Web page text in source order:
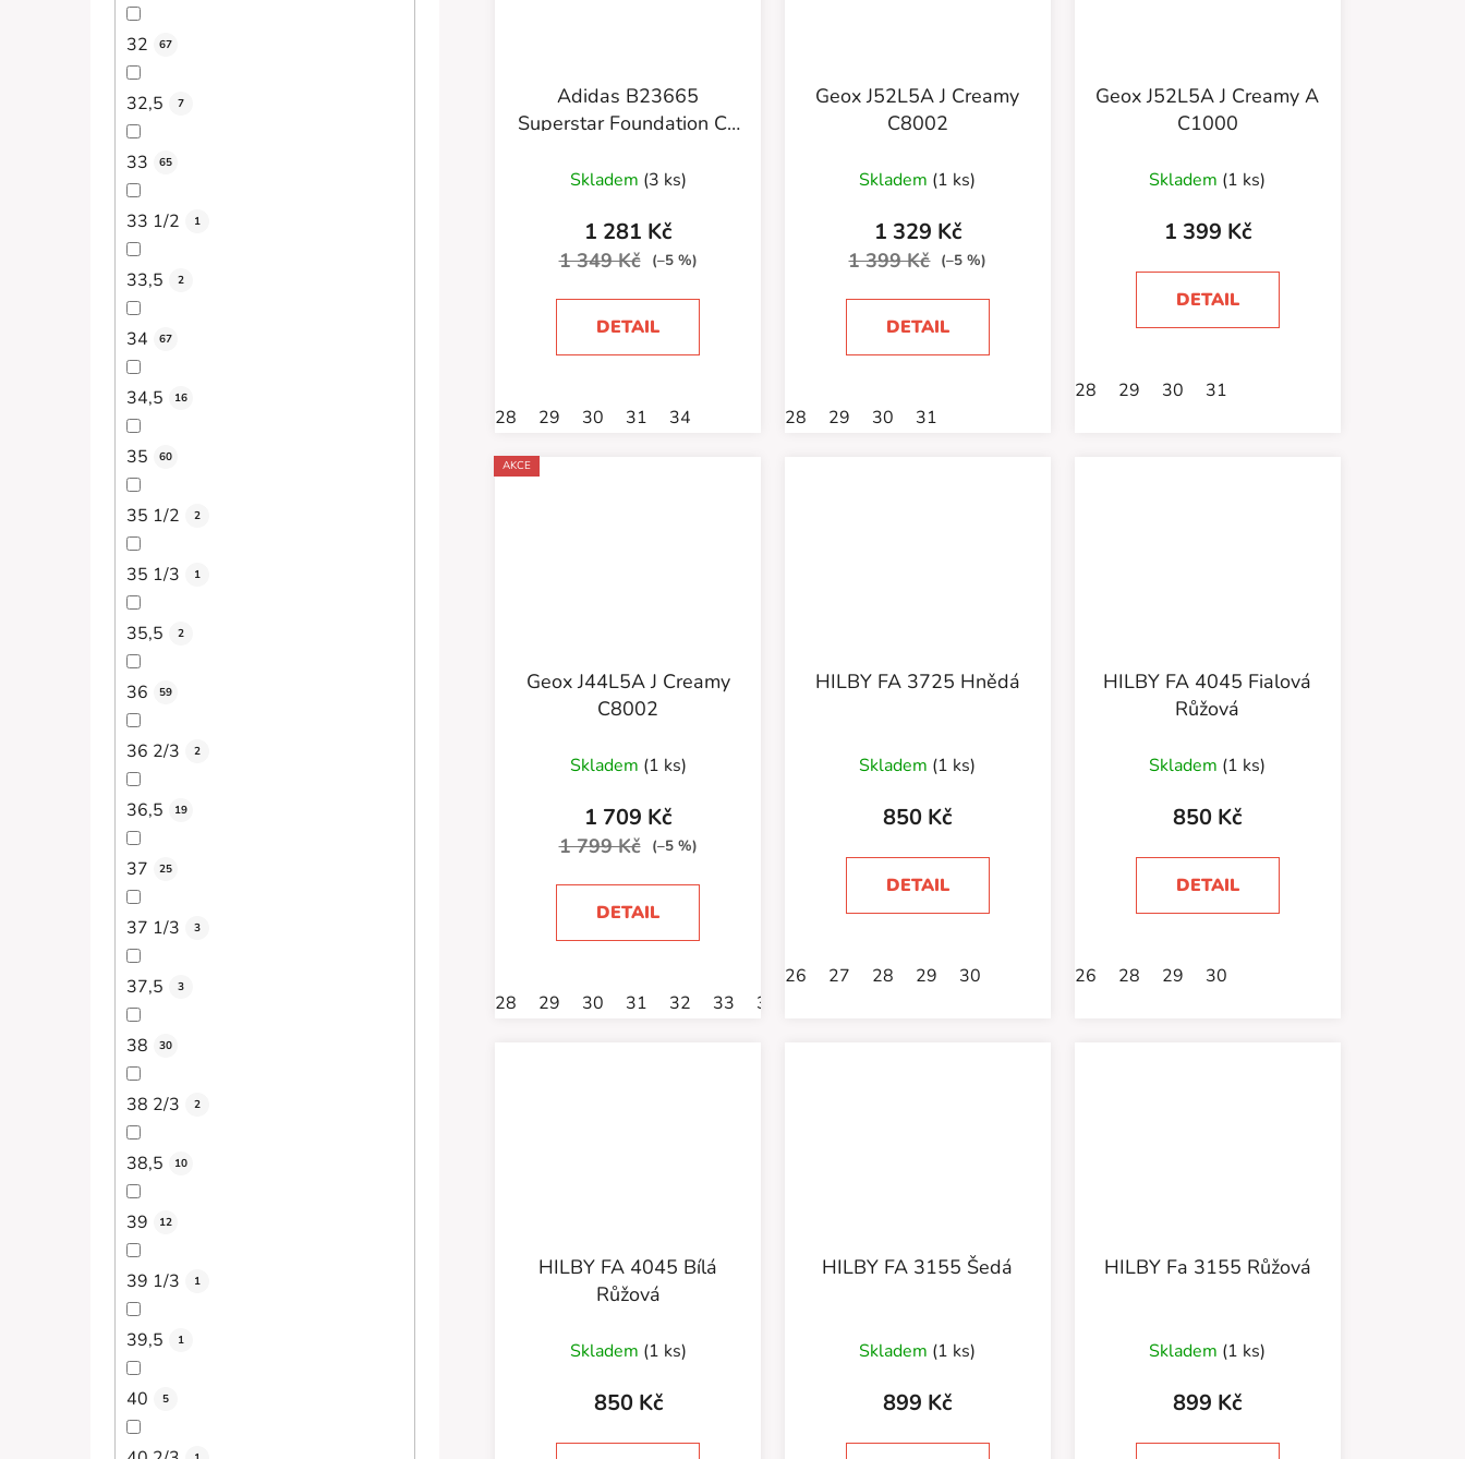
32 67
32,5 7
33 65
33 1/2 1
33,5 2
34 67
34,5 16
35 60
35 1/2 2
35 1/3 1
35,5 2
36 59
36 2/3 2
36,5 19
37 25
37 1/3 3
37,5 3
38 30
38 2/3 2
38,5 10
39 12
39 1/3 1
39,5 1
40 5
Adidas B23665
Superstar Foundation CF
Skladem (3 ks)
1 281 Kč
1 349 Kč (–5 %)
DETAIL
28 29 30 31 34
Geox J52L5A J Creamy
C8002
Skladem (1 ks)
1 329 Kč
1 399 Kč (–5 %)
DETAIL
28 29 30 31
Geox J52L5A J Creamy A
C1000
Skladem (1 ks)
1 399 Kč
DETAIL
28 29 30 31
AKCE
Geox J44L5A J Creamy
C8002
Skladem (1 ks)
1 709 Kč
1 799 Kč (–5 %)
DETAIL
28 29 30 31 32 33 34
HILBY FA 3725 Hnědá
Skladem (1 ks)
850 Kč
DETAIL
26 27 28 29 30
HILBY FA 4045 Fialová
Růžová
Skladem (1 ks)
850 Kč
DETAIL
26 28 29 30
HILBY FA 4045 Bílá
Růžová
Skladem (1 ks)
850 Kč
HILBY FA 3155 Šedá
Skladem (1 ks)
899 Kč
HILBY Fa 3155 Růžová
Skladem (1 ks)
899 Kč